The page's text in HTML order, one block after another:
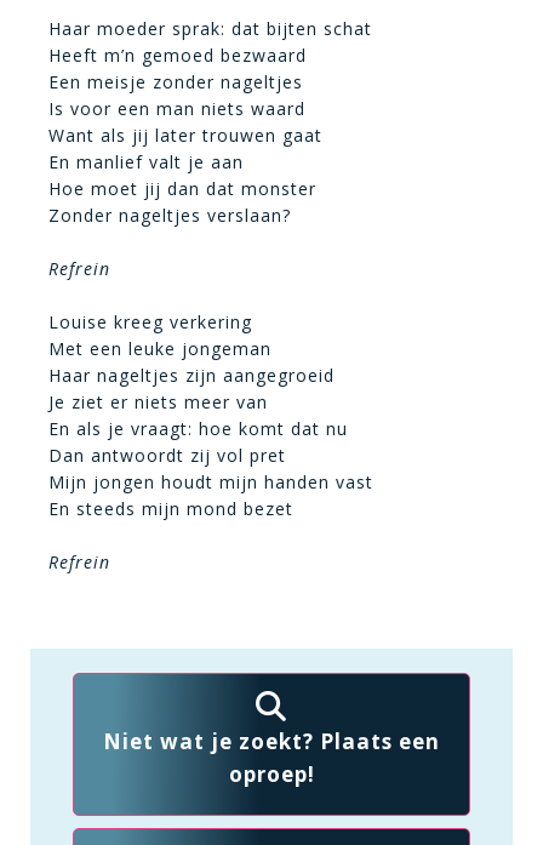
Haar moeder sprak: dat bijten schat
Heeft m’n gemoed bezwaard
Een meisje zonder nageltjes
Is voor een man niets waard
Want als jij later trouwen gaat
En manlief valt je aan
Hoe moet jij dan dat monster
Zonder nageltjes verslaan?
Refrein
Louise kreeg verkering
Met een leuke jongeman
Haar nageltjes zijn aangegroeid
Je ziet er niets meer van
En als je vraagt: hoe komt dat nu
Dan antwoordt zij vol pret
Mijn jongen houdt mijn handen vast
En steeds mijn mond bezet
Refrein
Niet wat je zoekt? Plaats een
oproep!